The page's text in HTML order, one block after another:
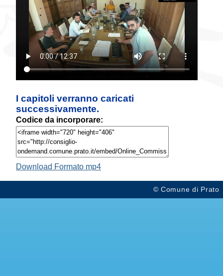
I capitoli verranno caricati
successivamente.
Codice da incorporare:
Download Formato mp4
© Comune di Prato